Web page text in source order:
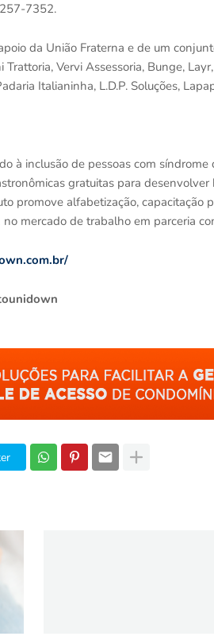
7352.
da União Fraterna e de um
Vervi Assessoria, Bunge,
Italianinha, L.D.P. Soluções,
à inclusão de pessoas com
gratuitas para
promove alfabetização, capacitação
mercado de trabalho em parceria